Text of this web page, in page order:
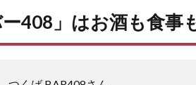
408 」 はお酒も食事